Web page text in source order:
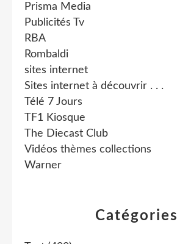
Catégories
Prisma Media
Publicités Tv
RBA
Rombaldi
sites internet
Sites internet à découvrir . . .
Télé 7 Jours
TF1 Kiosque
The Diecast Club
Vidéos thèmes collections
Warner